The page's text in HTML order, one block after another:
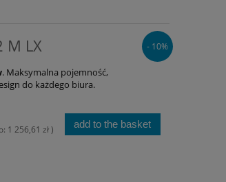
M LX
. Maksymalna pojemność,
do każdego biura.
1 256,61 zł ) add to the basket
- 10%